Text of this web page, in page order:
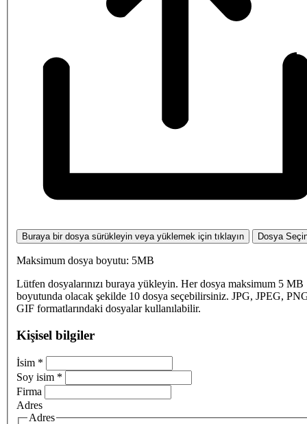
Buraya bir dosya sürükleyin veya yüklemek için tıklayın Dosya
Maksimum dosya boyutu: 5MB
Lütfen dosyalarınızı buraya yükleyin. Her dosya maksimum 5 MB
boyutunda olacak şekilde 10 dosya seçebilirsiniz. JPG, JPEG,
GIF formatlarındaki dosyalar kullanılabilir.
Kişisel bilgiler
İsim *
Soy isim *
Firma
Adres
Adres